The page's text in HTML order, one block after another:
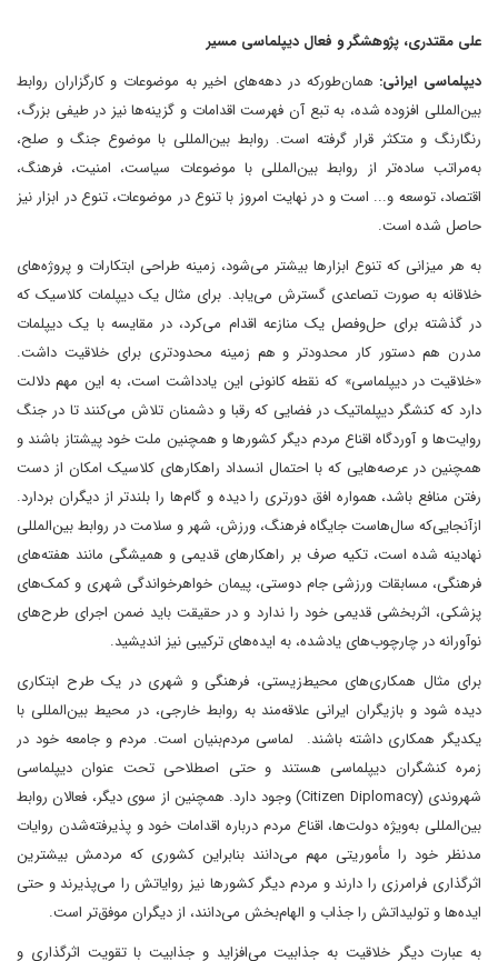
علی مقتدری، پژوهشگر و فعال دیپلماسی مسیر
دیپلماسی ایرانی: همان‌طورکه در دهه‌های اخیر به موضوعات و کارگزاران روابط
بین‌المللی افزوده شده، به تبع آن فهرست اقدامات و گزینه‌ها نیز در طیفی بزرگ،
رنگارنگ و متکثر قرار گرفته است. روابط بین‌المللی با موضوع جنگ و صلح،
به‌مراتب ساده‌تر از روابط بین‌المللی با موضوعات سیاست، امنیت، فرهنگ،
اقتصاد، توسعه و... است و در نهایت امروز با تنوع در موضوعات، تنوع در ابزار نیز
حاصل شده است.
به هر میزانی که تنوع ابزارها بیشتر می‌شود، زمینه طراحی ابتکارات و پروژه‌های
خلاقانه به صورت تصاعدی گسترش می‌یابد. برای مثال یک دیپلمات کلاسیک که
در گذشته برای حل‌وفصل یک منازعه اقدام می‌کرد، در مقایسه با یک دیپلمات
مدرن هم دستور کار محدودتر و هم زمینه محدودتری برای خلاقیت داشت.
«خلاقیت در دیپلماسی» که نقطه کانونی این یادداشت است، به این مهم دلالت
دارد که کنشگر دیپلماتیک در فضایی که رقبا و دشمنان تلاش می‌کنند تا در جنگ
روایت‌ها و آوردگاه اقناع مردم دیگر کشورها و همچنین ملت خود پیشتاز باشند و
همچنین در عرصه‌هایی که با احتمال انسداد راهکارهای کلاسیک امکان از دست
رفتن منافع باشد، همواره افق دورتری را دیده و گام‌ها را بلندتر از دیگران بردارد.
ازآنجایی‌که سال‌هاست جایگاه فرهنگ، ورزش، شهر و سلامت در روابط بین‌المللی
نهادینه شده است، تکیه صرف بر راهکارهای قدیمی و همیشگی مانند هفته‌های
فرهنگی، مسابقات ورزشی جام دوستی، پیمان خواهرخواندگی شهری و کمک‌های
پزشکی، اثربخشی قدیمی خود را ندارد و در حقیقت باید ضمن اجرای طرح‌های
نوآورانه در چارچوب‌های یادشده، به ایده‌های ترکیبی نیز اندیشید.
برای مثال همکاری‌های محیط‌زیستی، فرهنگی و شهری در یک طرح ابتکاری
دیده شود و بازیگران ایرانی علاقه‌مند به روابط خارجی، در محیط بین‌المللی با
یکدیگر همکاری داشته باشند. لماسی مردم‌بنیان است. مردم و جامعه خود در
زمره کنشگران دیپلماسی هستند و حتی اصطلاحی تحت عنوان دیپلماسی
شهروندی (Citizen Diplomacy) وجود دارد. همچنین از سوی دیگر، فعالان روابط
بین‌المللی به‌ویژه دولت‌ها، اقناع مردم درباره اقدامات خود و پذیرفته‌شدن روایات
مدنظر خود را مأموریتی مهم می‌دانند بنابراین کشوری که مردمش بیشترین
اثرگذاری فرامرزی را دارند و مردم دیگر کشورها نیز روایاتش را می‌پذیرند و حتی
ایده‌ها و تولیداتش را جذاب و الهام‌بخش می‌دانند، از دیگران موفق‌تر است.
به عبارت دیگر خلاقیت به جذابیت می‌افزاید و جذابیت با تقویت اثرگذاری و